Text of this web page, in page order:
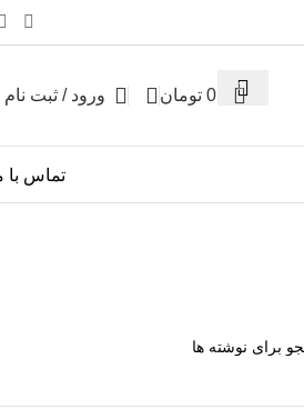
0
0 تومان ورود / ثبت نام
تماس با